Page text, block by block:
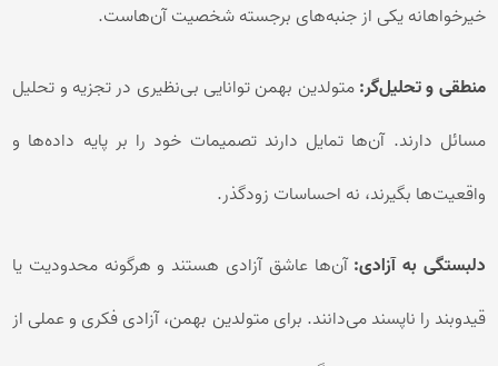
خیرخواهانه یکی از جنبه‌های برجسته شخصیت آن‌هاست.
منطقی و تحلیل‌گر:متولدین بهمن توانایی بی‌نظیری در تجزیه و تحلیل
مسائل دارند. آن‌ها تمایل دارند تصمیمات خود را بر پایه داده‌ها و
واقعیت‌ها بگیرند، نه احساسات زودگذر.
دلبستگی به آزادی:آن‌ها عاشق آزادی هستند و هرگونه محدودیت یا
قیدوبند را ناپسند می‌دانند. برای متولدین بهمن، آزادی فکری و عملی از